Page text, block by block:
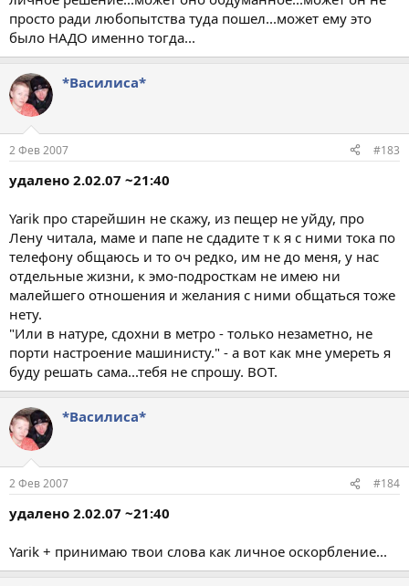
просто ради любопытства туда пошел...может ему это
было НАДО именно тогда...
*Василиса*
2 Фев 2007 #183
удалено 2.02.07 ~21:40
Yarik про старейшин не скажу, из пещер не уйду, про
Лену читала, маме и папе не сдадите т к я с ними тока по
телефону общаюсь и то оч редко, им не до меня, у нас
отдельные жизни, к эмо-подросткам не имею ни
малейшего отношения и желания с ними общаться тоже
нету.
"Или в натуре, сдохни в метро - только незаметно, не
порти настроение машинисту." - а вот как мне умереть я
буду решать сама...тебя не спрошу. ВОТ.
*Василиса*
2 Фев 2007 #184
удалено 2.02.07 ~21:40
Yarik + принимаю твои слова как личное оскорбление...